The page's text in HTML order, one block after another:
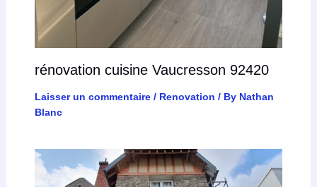
rénovation cuisine Vaucresson 92420
Laisser un commentaire / Renovation / By Nathan
Blanc